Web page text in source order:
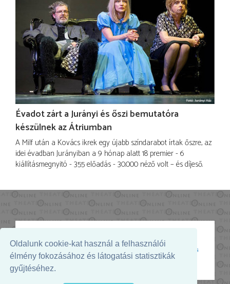
Oldalunk cookie-kat használ a felhasználói
élmény fokozásához és látogatási statisztikák
gyűjtéséhez.
Évadot zárt a Jurányi és őszi bemutatóra
készülnek az Átriumban
A Milf után a Kovács ikrek egy újabb színdarabot írtak őszre, az
idei évadban Jurányiban a 9 hónap alatt 18 premier - 6
kiállításmegnyitó - 355 előadás - 30.000 néző volt – és díjeső.
Az oldal megjelenését támogatja: